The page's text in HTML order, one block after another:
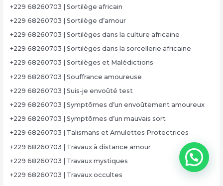
+229 68260703 | Sortilège africain
+229 68260703 | Sortilège d’amour
+229 68260703 | Sortilèges dans la culture africaine
+229 68260703 | Sortilèges dans la sorcellerie africaine
+229 68260703 | Sortilèges et Malédictions
+229 68260703 | Souffrance amoureuse
+229 68260703 | Suis-je envoûté test
+229 68260703 | Symptômes d’un envoûtement amoureux
+229 68260703 | Symptômes d’un mauvais sort
+229 68260703 | Talismans et Amulettes Protectrices
+229 68260703 | Travaux à distance amour
+229 68260703 | Travaux mystiques
+229 68260703 | Travaux occultes